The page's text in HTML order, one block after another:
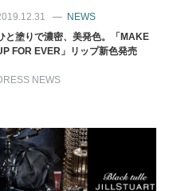
NEWS
と塗りで濃密、美発色。「MAKE
FOR EVER」リップ新色発売
NEWS